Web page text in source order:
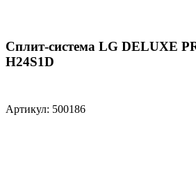
Сплит-система LG DELUXE
H24S1D
Артикул: 500186